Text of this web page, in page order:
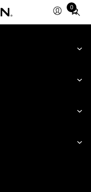
0
Total
items
cart: